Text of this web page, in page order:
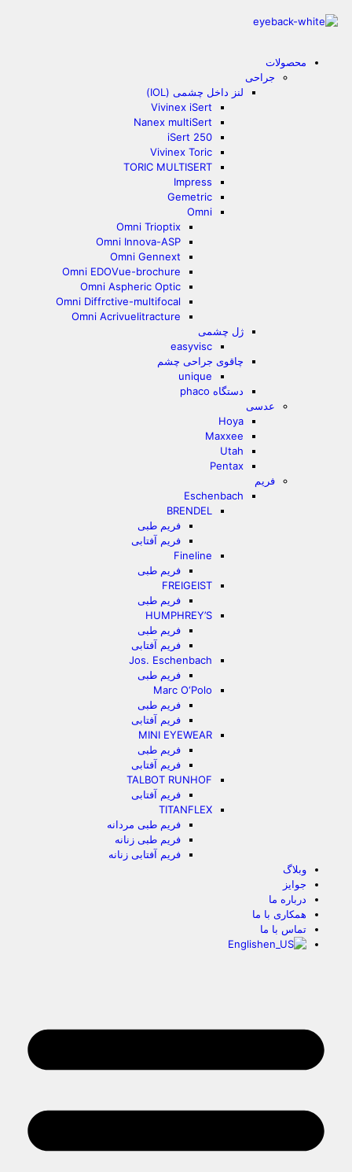
محصولات
جراحی
لنز داخل چشمی (IOL)
Vivinex iSert
Nanex multiSert
iSert 250
Vivinex Toric
TORIC MULTISERT
Impress
Gemetric
Omni
Omni Trioptix
Omni Innova-ASP
Omni Gennext
Omni EDOVue-brochure
Omni Aspheric Optic
Omni Diffrctive-multifocal
Omni Acrivuelitracture
ژل چشمی
easyvisc
چاقوی جراحی چشم
unique
دستگاه phaco
عدسی
Hoya
Maxxee
Utah
Pentax
فریم
Eschenbach
BRENDEL
فریم طبی
فریم آفتابی
Fineline
فریم طبی
FREIGEIST
فریم طبی
HUMPHREY’S
فریم طبی
فریم آفتابی
Jos. Eschenbach
فریم طبی
Marc O‘Polo
فریم طبی
فریم آفتابی
MINI EYEWEAR
فریم طبی
فریم آفتابی
TALBOT RUNHOF
فریم آفتابی
TITANFLEX
فریم طبی مردانه
فریم طبی زنانه
فریم آفتابی زنانه
وبلاگ
جوایز
درباره ما
همکاری با ما
تماس با ما
English